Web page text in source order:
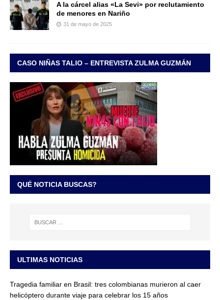
A la cárcel alias «La Sevi» por reclutamiento
de menores en Nariño
31 de mayo de 2025
CASO NIÑAS TALIO – ENTREVISTA ZULMA GUZMÁN
QUÉ NOTICIA BUSCAS?
ULTIMAS NOTICIAS
Tragedia familiar en Brasil: tres colombianas murieron al caer
helicóptero durante viaje para celebrar los 15 años